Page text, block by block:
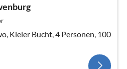
Kieler Bucht, 4 Personen, 100